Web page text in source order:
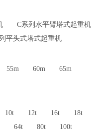
C系列水平臂塔式起重机
平头式塔式起重机
55m 60m
65m
10t 12t 16t
18t
64t 80t 100t